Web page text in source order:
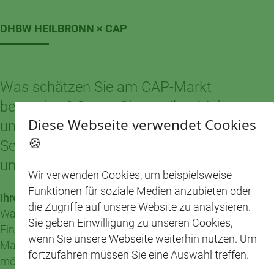
DHBW HEILBRONN × CAP
Was schätzen Sie am CAP-Markt
besonders? Sagen Sie uns Ihre Meinung
und helfen Sie mit, um das Angebot, den
Service sowie die Menschlichkeit in
unseren Märkten weiterzuentwickeln.
Ihre Meinung zählt!
Was ist Ihr Bild vom CAP-Markt? Was macht das
Einkaufen für Sie bei uns besonders? Wie wird der CAP-
Markt in der Gesellschaft wahrgenommen? Genau das
möchten wir herausfinden – mit deiner Hilfe.
Diese Webseite verwendet Cookies
🍪
Wir verwenden Cookies, um beispielsweise
Funktionen für soziale Medien anzubieten oder
die Zugriffe auf unsere Website zu analysieren.
Sie geben Einwilligung zu unseren Cookies,
wenn Sie unsere Webseite weiterhin nutzen. Um
fortzufahren müssen Sie eine Auswahl treffen.